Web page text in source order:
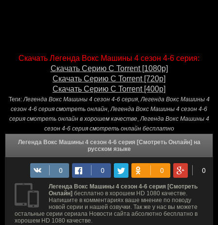
Скачать Легенда Вокс Машины 4 сезон 4-6 серия:
Скачать Серию С Torrent [1080p]
Скачать Серию С Torrent [720p]
Скачать Серию С Torrent [400p]
Теги:Легенда Вокс Машины 4 сезон 4-6 серия,Легенда Вокс Машины 4
сезон 4-6 серия смотреть онлайн,Легенда Вокс Машины 4 сезон 4-6
серия смотреть онлайн в хорошем качестве,Легенда Вокс Машины 4
сезон 4-6 серия смотреть онлайн бесплатно
Легенда Вокс Машины 4 сезон 4-6 серия [Смотреть Онлайн] на
русском языке
Легенда Вокс Машины 4 сезон 4-6 серия [Смотреть
Онлайн] бесплатно в хорошем HD 1080 качестве.
Напишите в комментариях ваше мнение по поводу
новой серии и нашей озвучки. Так же у нас вы можете
остальные серии сериала Новости сайта абсолютно бесплатно в
хорошем HD 1080 качестве.